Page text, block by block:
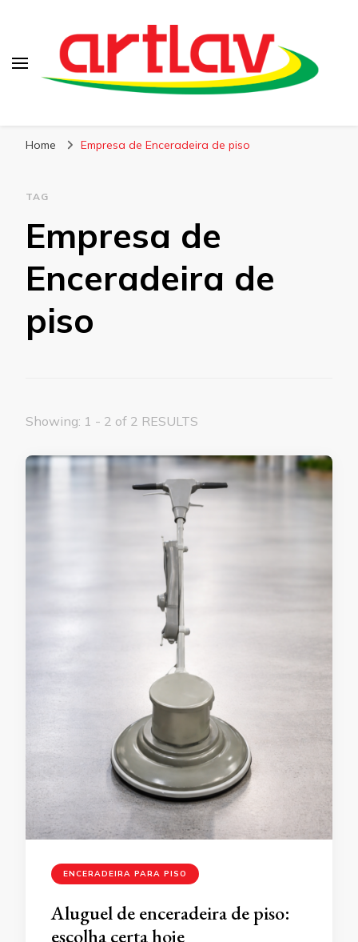
Home Empresa de Enceradeira de piso
TAG
Empresa de
Enceradeira de
piso
Showing: 1 - 2 of 2 RESULTS
ENCERADEIRA PARA PISO
Aluguel de enceradeira de piso:
escolha certa hoje